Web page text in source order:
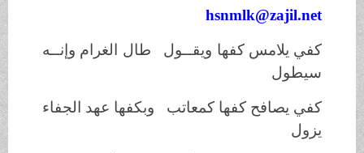
hsnmlk@zajil.net
كفي يلامس كفها ويقــول طال الغرام وإنــه
سيطول
كفي يصافح كفها كمعاتب وبكفها عهد الجفاء
يزول